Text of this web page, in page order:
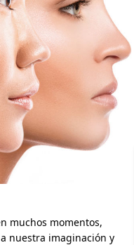
muchos momentos,
nuestra imaginación y